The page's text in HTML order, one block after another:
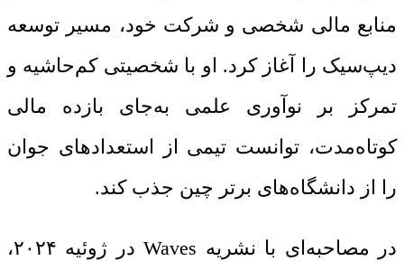
منابع مالی شخصی و شرکت خود، مسیر توسعه
دیپ‌سیک را آغاز کرد. او با شخصیتی کم‌حاشیه و
تمرکز بر نوآوری علمی به‌جای بازده مالی
کوتاه‌مدت، توانست تیمی از استعدادهای جوان
را از دانشگاه‌های برتر چین جذب کند.
در مصاحبه‌ای با نشریه Waves در ژوئیه ۲۰۲۴،